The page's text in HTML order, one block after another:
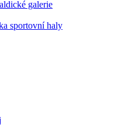
galerie
sportovní haly